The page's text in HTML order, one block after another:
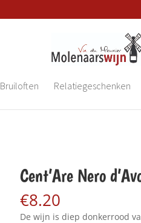
Bruiloften Relatiegeschenken
Cent’Are Nero
€8.20
De wijn is diep donkerrood